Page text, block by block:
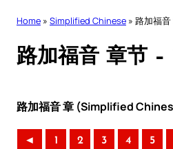
Home » Simplified Chinese » 路加福音
路加福音 章节 –
路加福音 章 (Simplified
◄ 1 2 3 4 5